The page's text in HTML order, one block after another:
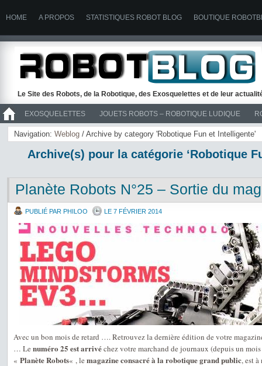
HOME A PROPOS STATISTIQUES ROBOT BLOG BOUTIQUE
Le Site des Robots, de la Robotique, des Exosquelettes et de leur
EXOSQUELETTES JOUETS ROBOTS – ROBOTIQUE LUDIQUE
>> ROBOTS
Navigation: Weblog / Archive by category 'Robotique Fun et Intelligente'
Archive(s) pour la catégorie ‘Robotique
Planète Robots N°25 – Sortie du
PUBLIÉ PAR PHILOO LE 7 FÉVRIER 2014
Avec un bon mois de retard …. Retrouvez la dernière édition de votre
… Le numéro 25 est arrivéchez votre marchand de journaux (depuis un
« Planète Robots« , le magazine consacré à la robotique grand public, est